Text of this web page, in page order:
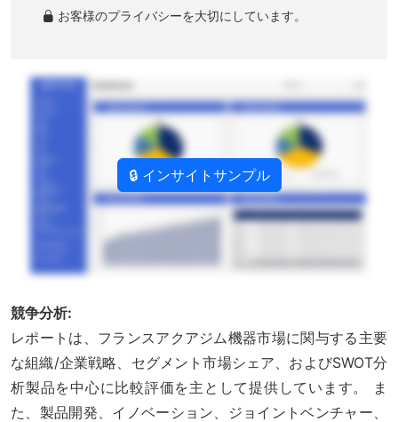
お客様のプライバシーを大切にしています。
🔒 インサイトサンプル
競争分析:
レポートは、フランスアクアジム機器市場に関与する主要
な組織/企業戦略、セグメント市場シェア、およびSWOT分
析製品を中心に比較評価を主として提供しています。 ま
た、製品開発、イノベーション、ジョイントベンチャー、